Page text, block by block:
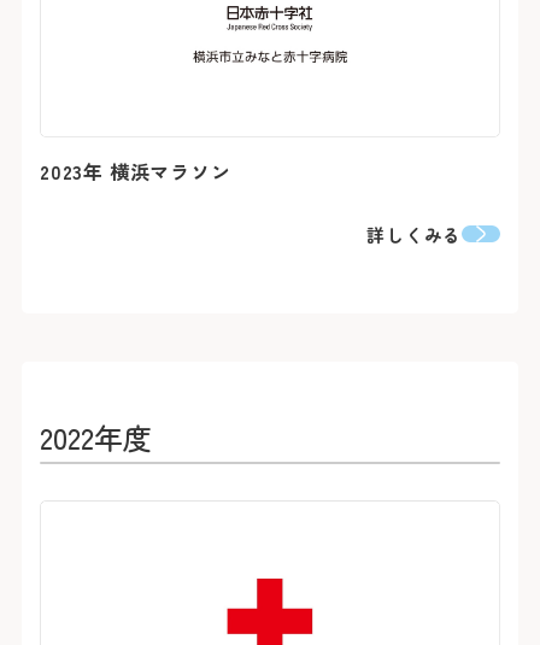
2023年 横浜マラソン
詳しくみる
2022年度